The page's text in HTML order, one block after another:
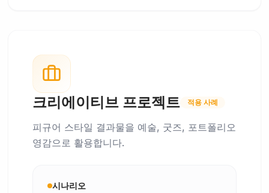
크리에이티브 프로젝트 적용 사례
피규어 스타일 결과물을 예술, 굿즈, 포트폴리오
영감으로 활용합니다.
시나리오